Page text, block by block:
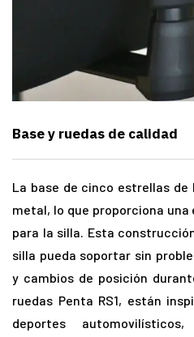
Base y ruedas de calidad
La base de cinco estrellas de
metal, lo que proporciona
para la silla. Esta
silla pueda soportar sin
y cambios de posición
ruedas Penta RS1, están
deportes